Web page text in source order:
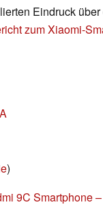
Eindruck
zum Xiaomi-
)
9C Smartphone